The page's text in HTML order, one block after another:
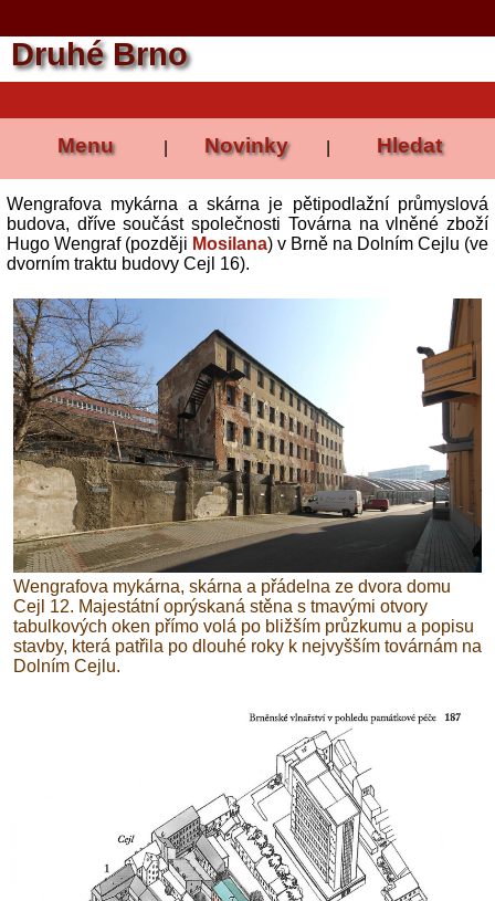
Druhé Brno
Menu Novinky Hledat
Wengrafova mykárna a skárna je pětipodlažní průmyslová
budova, dříve součást společnosti Továrna na vlněné zboží
Hugo Wengraf (později Mosilana) v Brně na Dolním Cejlu (ve
dvorním traktu budovy Cejl 16).
Wengrafova mykárna, skárna a přádelna ze dvora domu
Cejl 12. Majestátní oprýskaná stěna s tmavými otvory
tabulkových oken přímo volá po bližším průzkumu a popisu
stavby, která patřila po dlouhé roky k nejvyšším továrnám na
Dolním Cejlu.